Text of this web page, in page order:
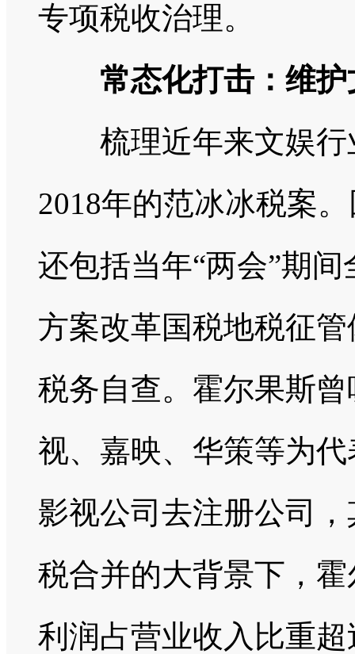
专项税收治理。
常态化打击：维护
梳理近年来文娱行
2018年的范冰冰税案
还包括当年“两会”期
方案改革国税地税征
税务自查。霍尔果斯
视、嘉映、华策等为
影视公司去注册公司
税合并的大背景下，
利润占营业收入比重